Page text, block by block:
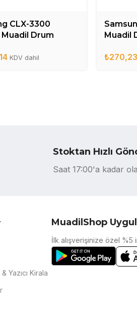
CLX-3300
Muadil Drum
KDV dahil
Muadil
₺270,23
Stoktan Hızlı
Saat 17:00'a kadar
Yazıcı Kirala
MuadilShop
İlk alışverişinize özel %5